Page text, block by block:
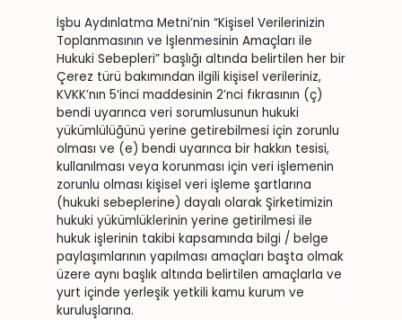
İşbu Aydınlatma Metni’nin “Kişisel Verilerinizin
Toplanmasının ve İşlenmesinin Amaçları ile
Hukuki Sebepleri” başlığı altında belirtilen her bir
Çerez türü bakımından ilgili kişisel verileriniz,
KVKK’nın 5’inci maddesinin 2’nci fıkrasının (ç)
bendi uyarınca veri sorumlusunun hukuki
yükümlülüğünü yerine getirebilmesi için zorunlu
olması ve (e) bendi uyarınca bir hakkın tesisi,
kullanılması veya korunması için veri işlemenin
zorunlu olması kişisel veri işleme şartlarına
(hukuki sebeplerine) dayalı olarak Şirketimizin
hukuki yükümlüklerinin yerine getirilmesi ile
hukuk işlerinin takibi kapsamında bilgi / belge
paylaşımlarının yapılması amaçları başta olmak
üzere aynı başlık altında belirtilen amaçlarla ve
yurt içinde yerleşik yetkili kamu kurum ve
kuruluşlarına.